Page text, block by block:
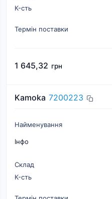
К-cть
Термін поставки
1 645,32 грн
Kamoka 7200223
Найменування
Інфо
Склад
К-cть